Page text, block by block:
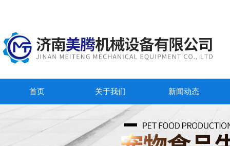
首页 关于我们 新闻动态